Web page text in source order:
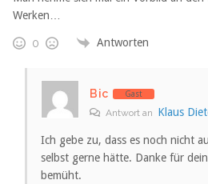
Werken…
0 Antworten
Bic Gast
Antwort an Klaus
Ich gebe zu, dass es noch nicht
selbst gerne hätte. Danke für
bemüht.